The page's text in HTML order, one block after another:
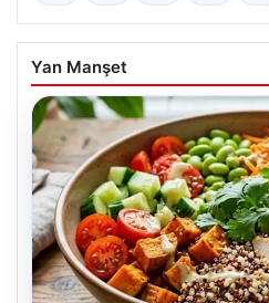
Yan Manşet